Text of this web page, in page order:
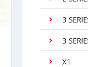
3
3
X1